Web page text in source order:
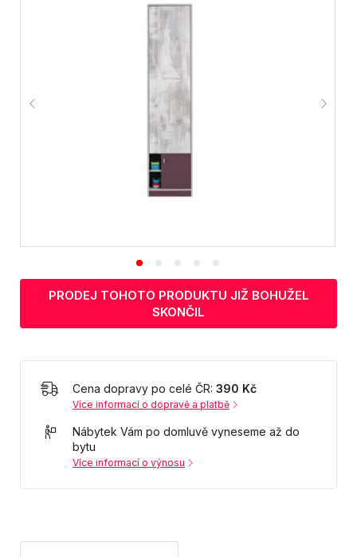
PRODEJ TOHOTO PRODUKTU JIŽ BOHUŽEL
SKONČIL
Cena dopravy po celé ČR: 390 Kč
Více informací o dopravě a platbě
Nábytek Vám po domluvě vyneseme až do
bytu
Více informací o výnosu